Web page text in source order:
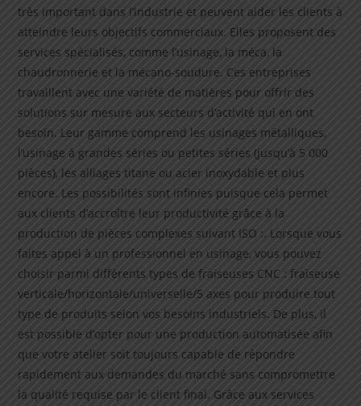
très important dans l’industrie et peuvent aider les clients à
atteindre leurs objectifs commerciaux. Elles proposent des
services spécialisés, comme l’usinage, la méca, la
chaudronnerie et la mécano-soudure. Ces entreprises
travaillent avec une variété de matières pour offrir des
solutions sur mesure aux secteurs d’activité qui en ont
besoin. Leur gamme comprend les usinages métalliques,
l’usinage à grandes séries ou petites séries (jusqu’à 5 000
pièces), les alliages titane ou acier inoxydable et plus
encore. Les possibilités sont infinies puisque cela permet
aux clients d’accroître leur productivité grâce à la
production de pièces complexes suivant ISO :. Lorsque vous
faites appel à un professionnel en usinage, vous pouvez
choisir parmi différents types de fraiseuses CNC : fraiseuse
verticale/horizontale/universelle/5 axes pour produire tout
type de produits selon vos besoins industriels. De plus, il
est possible d’opter pour une production automatisée afin
que votre atelier soit toujours capable de répondre
rapidement aux demandes du marché sans compromettre
la qualité requise par le client final. Grâce aux services